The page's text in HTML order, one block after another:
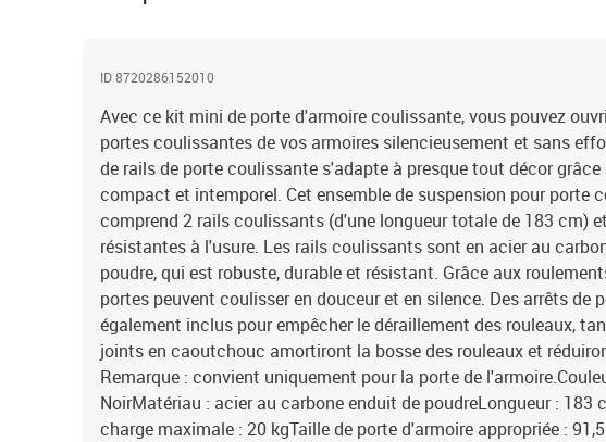
ID 8720286152010
Avec ce kit mini de porte d'armoire coulissante, vous pouvez
portes coulissantes de vos armoires silencieusement et sans
de rails de porte coulissante s'adapte à presque tout décor grâce
compact et intemporel. Cet ensemble de suspension pour porte
comprend 2 rails coulissants (d'une longueur totale de 183 cm)
résistantes à l'usure. Les rails coulissants sont en acier au
poudre, qui est robuste, durable et résistant. Grâce aux
portes peuvent coulisser en douceur et en silence. Des arrêts de
également inclus pour empêcher le déraillement des rouleaux,
joints en caoutchouc amortiront la bosse des rouleaux et
Remarque : convient uniquement pour la porte de
NoirMatériau : acier au carbone enduit de poudreLongueur : 183
charge maximale : 20 kgTaille de porte d'armoire appropriée :